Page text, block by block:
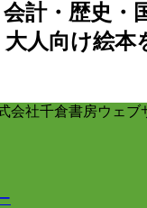
計・歴史・
人向け絵本
会社千倉書房ウェブ